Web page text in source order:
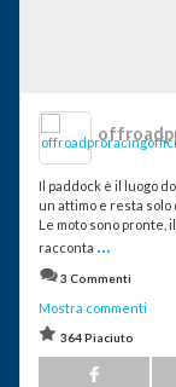
Il paddock è il luogo
un attimo e resta
Le moto sono pronte,
racconta ...
3 Commenti
Mostra commenti
364 Piaciuto